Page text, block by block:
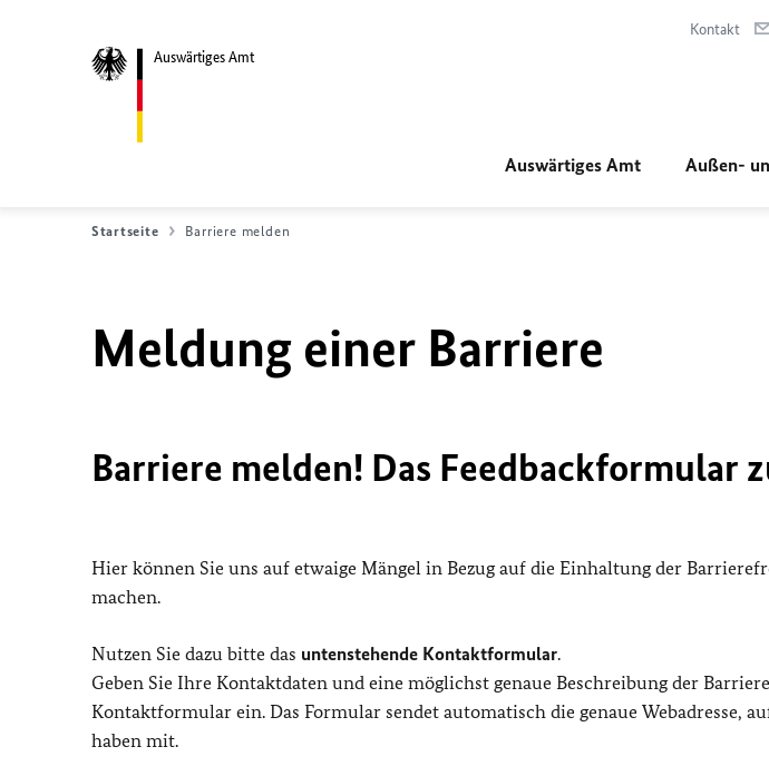
Auswärtiges Amt
Kontakt
Auswärtiges Amt Außen-
Startseite Barriere melden
Meldung einer Barriere
Barriere melden! Das Feedbackformular
Hier können Sie uns auf etwaige Mängel in Bezug auf die Einhaltung der
machen.
Nutzen Sie dazu bitte das untenstehende Kontaktformular.
Geben Sie Ihre Kontaktdaten und eine möglichst genaue Beschreibung der
Kontaktformular ein. Das Formular sendet automatisch die genaue Webadresse,
haben mit.